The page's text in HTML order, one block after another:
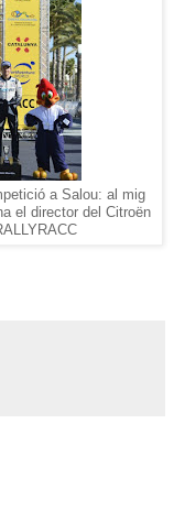
a Salou: al mig
el director del Citroën